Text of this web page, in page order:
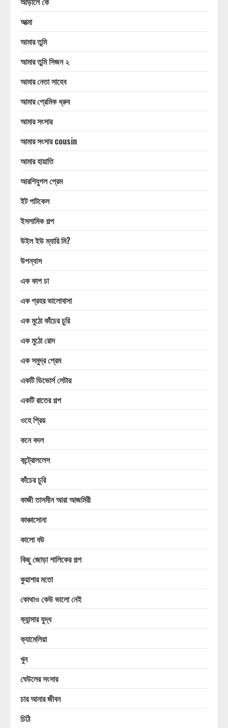
আত্মা
আমার তুমি
আমার তুমি সিজন ২
আমার নেতা সাহেব
আমার প্রেমিক ধ্রুব
আমার সংসার
আমার সংসার cousin
আমার হায়াতি
আরশিযুগল প্রেম
ইট পাটকেল
ইসলামিক গল্প
উইল ইউ ম্যারি মি?
উপন্যাস
এক কাপ চা
এক প্রহর ভালোবাসা
এক মুঠো কাঁচের চুরি
এক মুঠো রোদ
এক সমুদ্র প্রেম
একটি ডিভোর্স লেটার
একটি রাতের গল্প
ওহে প্রিয়
কনে বদল
কন্ট্রোললেস
কাঁচের চুরি
কাজী তাসমীন আরা আজমিরী
কাঞ্চাসোনা
কালো বউ
কিছু জোড়া শালিকের গল্প
কুয়াশার মতো
কোথাও কেউ ভালো নেই
ক্যান্সার যুদ্ধ
ক্যামেলিয়া
খুন
ঘেউলের সংসার
চার আনার জীবন
চিঠি